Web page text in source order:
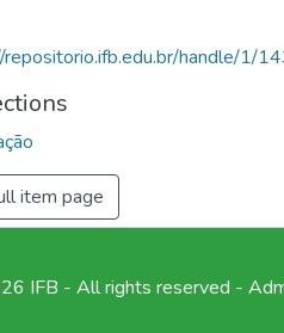
handle/1/
item page
IFB - All rights reserved -